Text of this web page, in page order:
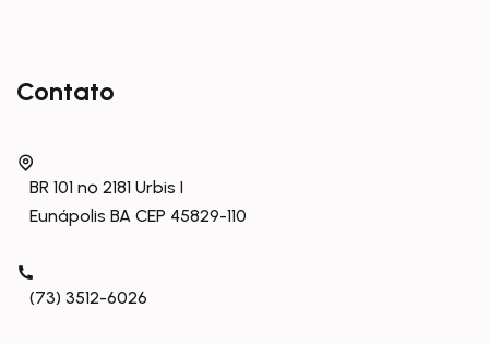
Contato
BR 101 nº 2181 Urbis I
Eunápolis BA CEP 45829-110
(73) 3512-6026